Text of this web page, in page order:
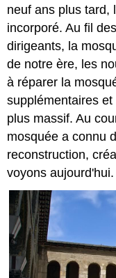
neuf ans plus tard,
incorporé. Au fil
dirigeants, la
de notre ère, les
à réparer la
supplémentaires
plus massif. Au
mosquée a connu
reconstruction,
voyons aujourd'hui.